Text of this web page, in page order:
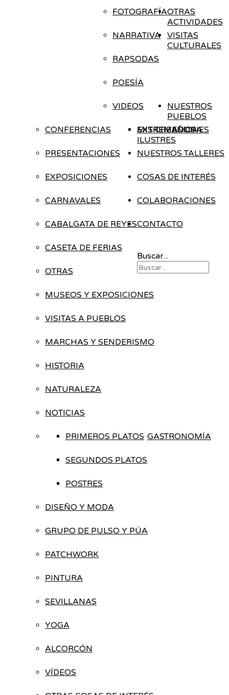
FOTOGRAFÍA
NARRATIVA
RAPSODAS
POESÍA
VIDEOS
OTRAS
ACTIVIDADES
CONFERENCIAS
PRESENTACIONES
EXPOSICIONES
CARNAVALES
CABALGATA DE REYES
CASETA DE FERIAS
OTRAS
VISITAS
CULTURALES
MUSEOS Y EXPOSICIONES
VISITAS A PUEBLOS
MARCHAS Y SENDERISMO
EXTREMADURA
HISTORIA
NATURALEZA
NOTICIAS
GASTRONOMÍA
PRIMEROS PLATOS
SEGUNDOS PLATOS
POSTRES
EXTREMEÑOS
ILUSTRES
NUESTROS
PUEBLOS
MIS CREACIONES
NUESTROS TALLERES
DISEÑO Y MODA
GRUPO DE PULSO Y PÚA
PATCHWORK
PINTURA
SEVILLANAS
YOGA
COSAS DE INTERÉS
ALCORCÓN
VÍDEOS
COLABORACIONES
CONTACTO
Buscar...